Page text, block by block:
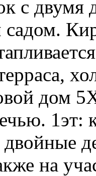
с
дом
1эт:
на